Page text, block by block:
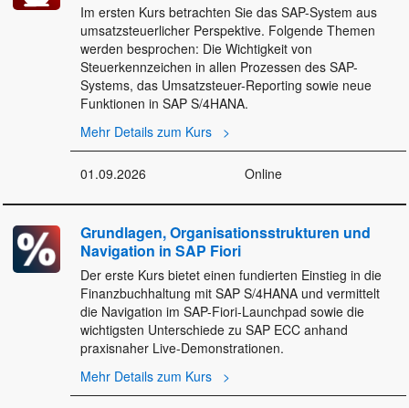
Im ersten Kurs betrachten Sie das SAP-System aus
umsatzsteuerlicher Perspektive. Folgende Themen
werden besprochen: Die Wichtigkeit von
Steuerkennzeichen in allen Prozessen des SAP-
Systems, das Umsatzsteuer-Reporting sowie neue
Funktionen in SAP S/4HANA.
Mehr Details zum Kurs
01.09.2026 Online
Grundlagen, Organisationsstrukturen und
Navigation in SAP Fiori
Der erste Kurs bietet einen fundierten Einstieg in die
Finanzbuchhaltung mit SAP S/4HANA und vermittelt
die Navigation im SAP-Fiori-Launchpad sowie die
wichtigsten Unterschiede zu SAP ECC anhand
praxisnaher Live-Demonstrationen.
Mehr Details zum Kurs